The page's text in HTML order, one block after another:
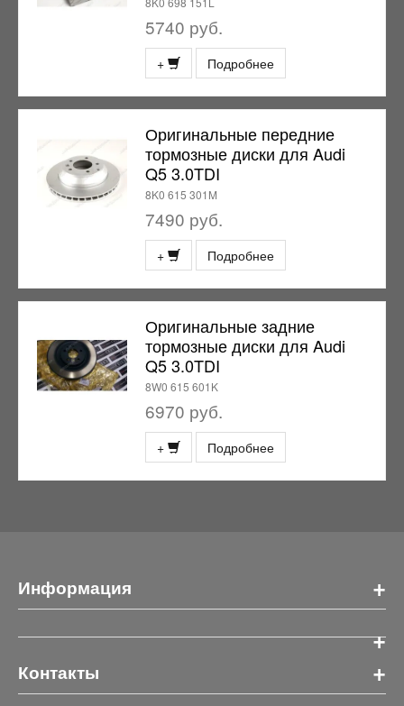
5740 руб.
+ Подробнее
Оригинальные передние
тормозные диски для Audi
Q5 3.0TDI
8K0 615 301M
7490 руб.
+ Подробнее
Оригинальные задние
тормозные диски для Audi
Q5 3.0TDI
8W0 615 601K
6970 руб.
+ Подробнее
Информация
+
+
Контакты +